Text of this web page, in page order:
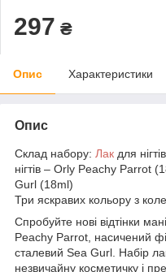
297 ₴
Опис Характеристики
Опис
Склад набору: Лак для
нігтів – Orly Peachy Parrot
Gurl (18ml)
Три яскравих кольору з
Спробуйте нові відтінки
Peachy Parrot, насичений
сталевий Sea Gurl. Набір
незвичайну косметичку і